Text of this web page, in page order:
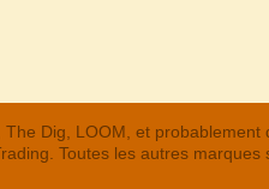
Dig, LOOM, et
Toutes les autres